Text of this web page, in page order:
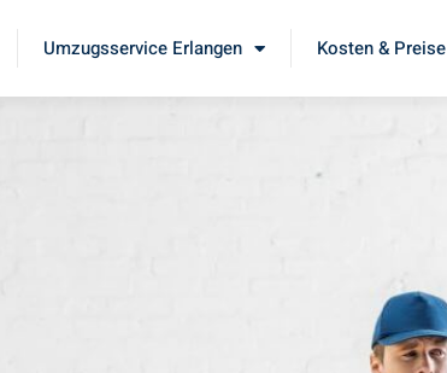
Umzugsservice Erlangen Kosten & Preise